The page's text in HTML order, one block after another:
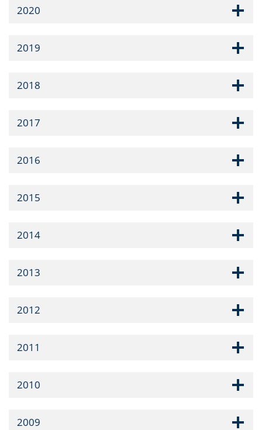
2020
2019
2018
2017
2016
2015
2014
2013
2012
2011
2010
2009